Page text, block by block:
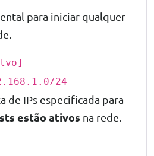
para iniciar qualquer
24
de IPs especificada para
estão ativos na rede.